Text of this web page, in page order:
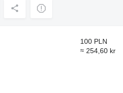
100 PLN
≈ 254,60 kr